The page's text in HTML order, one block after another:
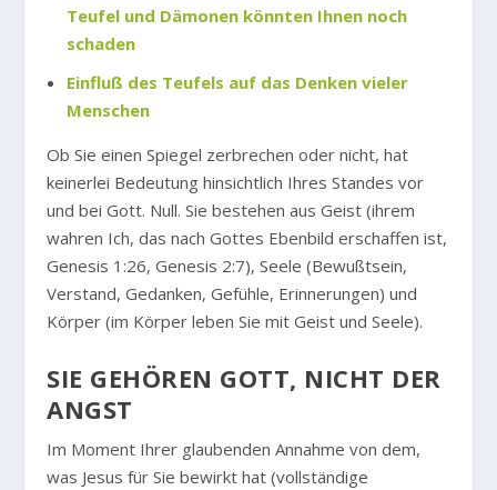
Teufel und Dämonen könnten Ihnen noch
schaden
Einfluß des Teufels auf das Denken vieler
Menschen
Ob Sie einen Spiegel zerbrechen oder nicht, hat
keinerlei Bedeutung hinsichtlich Ihres Standes vor
und bei Gott. Null. Sie bestehen aus Geist (ihrem
wahren Ich, das nach Gottes Ebenbild erschaffen ist,
Genesis 1:26, Genesis 2:7), Seele (Bewußtsein,
Verstand, Gedanken, Gefühle, Erinnerungen) und
Körper (im Körper leben Sie mit Geist und Seele).
SIE GEHÖREN GOTT, NICHT DER
ANGST
Im Moment Ihrer glaubenden Annahme von dem,
was Jesus für Sie bewirkt hat (vollständige